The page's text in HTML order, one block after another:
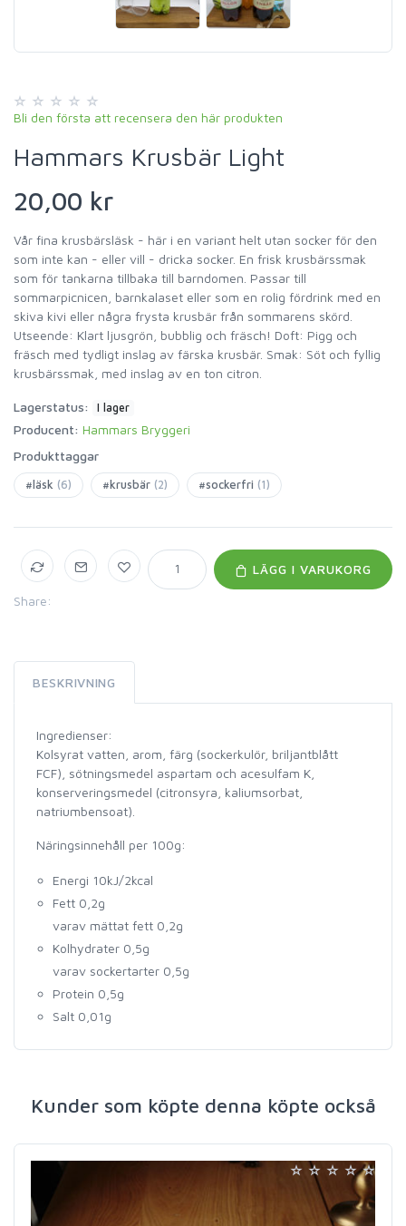
Bli den första att recensera den här produkten
Hammars Krusbär Light
20,00 kr
Vår fina krusbärsläsk - här i en variant helt utan socker för den
som inte kan - eller vill - dricka socker. En frisk krusbärssmak
som för tankarna tillbaka till barndomen. Passar till
sommarpicnicen, barnkalaset eller som en rolig fördrink med en
skiva kivi eller några frysta krusbär från sommarens skörd.
Utseende: Klart ljusgrön, bubblig och fräsch! Doft: Pigg och
fräsch med tydligt inslag av färska krusbär. Smak: Söt och fyllig
krusbärssmak, med inslag av en ton citron.
Lagerstatus: I lager
Producent: Hammars Bryggeri
Produkttaggar
#läsk (6) #krusbär (2) #sockerfri (1)
Share:
LÄGG I VARUKORG
BESKRIVNING
Ingredienser:
Kolsyrat vatten, arom, färg (sockerkulör, briljantblått
FCF), sötningsmedel aspartam och acesulfam K,
konserveringsmedel (citronsyra, kaliumsorbat,
natriumbensoat).
Näringsinnehåll per 100g:
Energi 10kJ/2kcal
Fett 0,2g
varav mättat fett 0,2g
Kolhydrater 0,5g
varav sockertarter 0,5g
Protein 0,5g
Salt 0,01g
Kunder som köpte denna köpte också